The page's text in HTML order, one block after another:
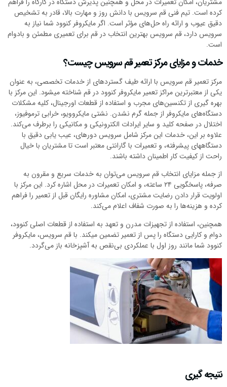
کرده است. تیم فنی قم سرویس با دانش روز و مهارت بالا، قادر به تشخیص
دقیق عیوب و ارائه راه حل‌های مؤثر است. اگر مایکروفر کنوود شما نیاز به
سرویس دارد، قم سرویس بهترین انتخاب در قم برای تعمیری مطمئن و بادوام
است.
خدمات و مزایای مرکز تعمیر قم سرویس چیست؟
مرکز تعمیر قم سرویس با ارائه طیف گستردهای از خدمات تخصصی، به عنوان
یکی از معتبرترین مراکز تعمیر مایکروفر کنوود در قم شناخته میشود. این مرکز با
بهره گیری از تکنسین‌های مجرب و استفاده از قطعات اورجینال، کلیه مشکلات
دستگاه‌های مایکروفر از جمله گرم نشدن. نشتی مایکروویو، خرابی ترموفیوز،
اختلال در صفحه کلید و سایر ایرادات الکترونیکی و مکانیکی را برطرف می‌کند.
علاوه بر این، خدمات این مرکز شامل سرویس دورهای، عیب یابی دقیق با
دستگاههای پیشرفته، و تعمیرات با گارانتی معتبر است تا مشتریان با خیال
راحت از کیفیت کار اطمینان داشته باشند.
از جمله مزایای انتخاب قم سرویس می‌توان به خدمات سریع و مقرون به
صرفه، پاسخگویی ۲۴ ساعته، و امکان تعمیرات در محل اشاره کرد. این مرکز با
اولویت قرار دادن رضایت مشتری، امکان مشاوره رایگان قبل از تعمیر را فراهم
کرده و هزینه‌ها را به صورت شفاف اعلام می‌کند.
همچنین، استفاده از تجهیزات مدرن و تعهد به استفاده از قطعات اصلی کنوود،
دوام و کارایی دستگاه را پس از تعمیر تضمین میکند. با قم سرویس، مایکروفر
کنوود شما مانند روز اول با عملکردی بی‌نقص به آشپزخانه باز می‌گردد.
نتیجه گیری